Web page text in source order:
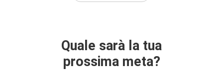
Quale sarà la tua
prossima meta?